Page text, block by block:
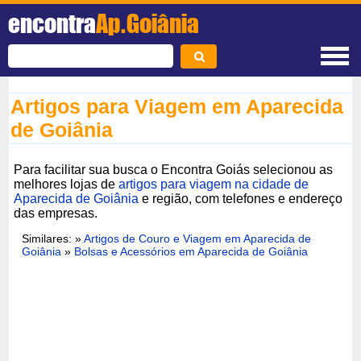
encontraAp.Goiânia
Artigos para Viagem em Aparecida
de Goiânia
Para facilitar sua busca o Encontra Goiás selecionou as
melhores lojas deartigos para viagem na cidade de
Aparecida de Goiânia e região, com telefones e endereço
das empresas.
Similares: »Artigos de Couro e Viagem em Aparecida de
Goiânia » Bolsas e Acessórios em Aparecida de Goiânia